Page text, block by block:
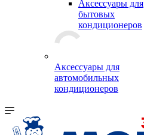
Аксессуары для
бытовых
кондиционеров
Аксессуары для
автомобильных
кондиционеров